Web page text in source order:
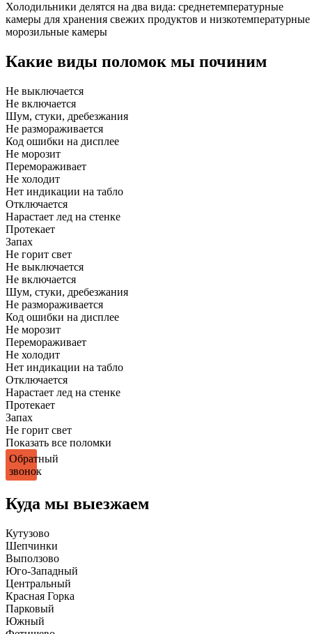
Холодильники делятся на два вида: среднетемпературные
камеры для хранения свежих продуктов и низкотемпературные
морозильные камеры
Какие виды поломок мы починим
Не выключается
Не включается
Шум, стуки, дребезжания
Не размораживается
Код ошибки на дисплее
Не морозит
Перемораживает
Не холодит
Нет индикации на табло
Отключается
Нарастает лед на стенке
Протекает
Запах
Не горит свет
Не выключается
Не включается
Шум, стуки, дребезжания
Не размораживается
Код ошибки на дисплее
Не морозит
Перемораживает
Не холодит
Нет индикации на табло
Отключается
Нарастает лед на стенке
Протекает
Запах
Не горит свет
Показать все поломки
Обратный
звонок
Куда мы выезжаем
Кутузово
Шепчинки
Выползово
Юго-Западный
Центральный
Красная Горка
Парковый
Южный